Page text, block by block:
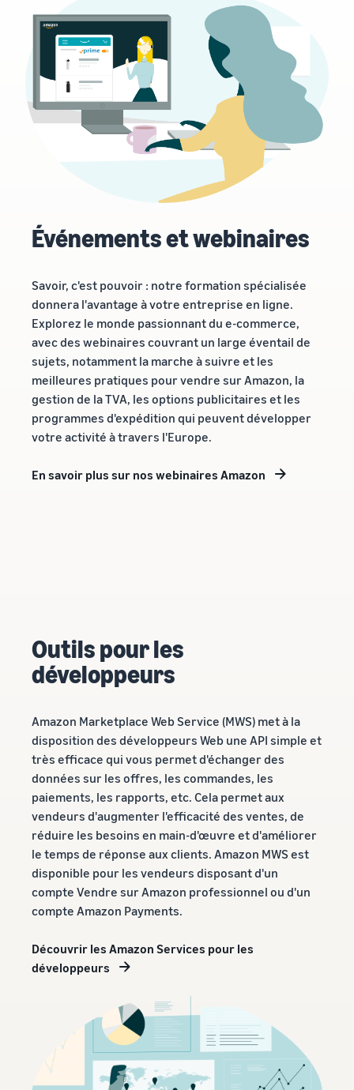
Événements et webinaires
Savoir, c'est pouvoir : notre formation spécialisée
donnera l'avantage à votre entreprise en ligne.
Explorez le monde passionnant du e-commerce,
avec des webinaires couvrant un large éventail de
sujets, notamment la marche à suivre et les
meilleures pratiques pour vendre sur Amazon, la
gestion de la TVA, les options publicitaires et les
programmes d'expédition qui peuvent développer
votre activité à travers l'Europe.
En savoir plus sur nos webinaires Amazon
Outils pour les
développeurs
Amazon Marketplace Web Service (MWS) met à la
disposition des développeurs Web une API simple et
très efficace qui vous permet d'échanger des
données sur les offres, les commandes, les
paiements, les rapports, etc. Cela permet aux
vendeurs d'augmenter l'efficacité des ventes, de
réduire les besoins en main-d'œuvre et d'améliorer
le temps de réponse aux clients. Amazon MWS est
disponible pour les vendeurs disposant d'un
compte Vendre sur Amazon professionnel ou d'un
compte Amazon Payments.
Découvrir les Amazon Services pour les
développeurs